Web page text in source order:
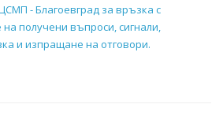
- Благоевград за връзка с
получени въпроси, сигнали,
и изпращане на отговори.